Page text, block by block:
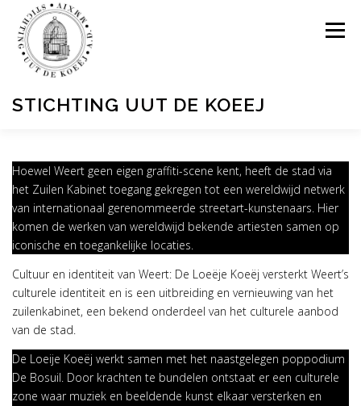
inhoud
STICHTING UUT DE KOEEJ
Menu
HOME PROJECTEN DOELGROEP IMPACT
ARTIESTEN OVER DE STICHTING
Hoewel Weert geen eigen graffiti-scene kent, heeft de stad via
het Zuilen Kabinet toegang gekregen tot een wereldwijd netwerk
van internationaal gerenommeerde streetart-kunstenaars. Hier
komen de werken van wereldwijd bekende artiesten samen op
iconische en toegankelijke locaties.
Cultuur en identiteit van Weert: De Loeëje Koeëj versterkt Weert’s
culturele identiteit en is een uitbreiding en vernieuwing van het
zuilenkabinet, een bekend onderdeel van het culturele aanbod
van de stad.
De Loeije Koeëj werkt samen met het naastgelegen poppodium
De Bosuil. Door krachten te bundelen ontstaat er een culturele
zone waar muziek en beeldende kunst elkaar versterken en